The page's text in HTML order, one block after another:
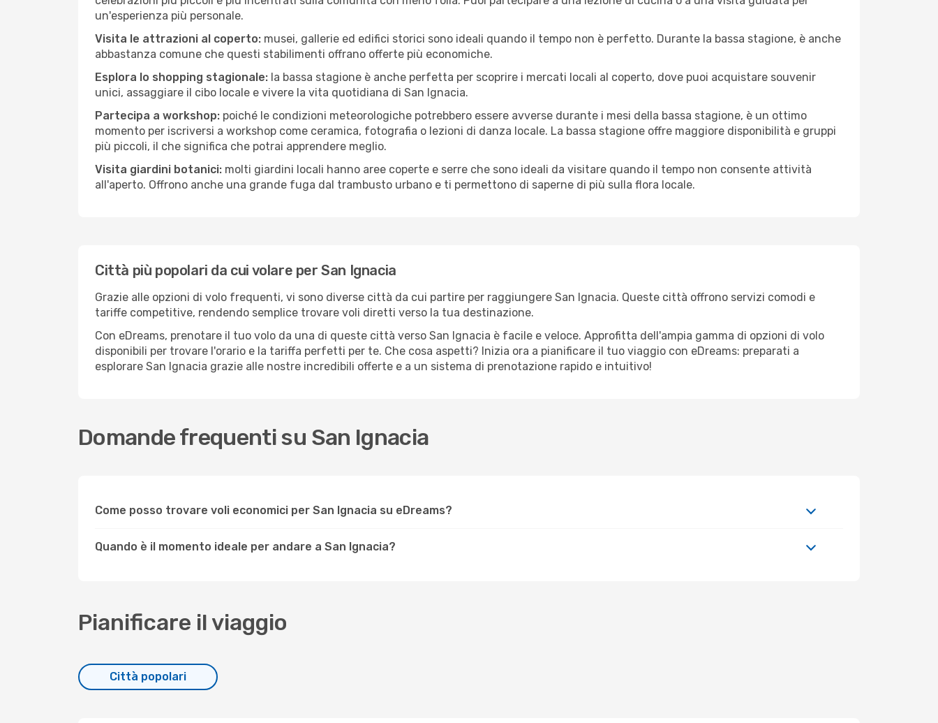
un'esperienza più personale.
Visita le attrazioni al coperto: musei, gallerie ed edifici storici sono ideali quando il tempo non è perfetto. Durante la bassa stagione, è anche
abbastanza comune che questi stabilimenti offrano offerte più economiche.
Esplora lo shopping stagionale: la bassa stagione è anche perfetta per scoprire i mercati locali al coperto, dove puoi acquistare souvenir
unici, assaggiare il cibo locale e vivere la vita quotidiana di San Ignacia.
Partecipa a workshop: poiché le condizioni meteorologiche potrebbero essere avverse durante i mesi della bassa stagione, è un ottimo
momento per iscriversi a workshop come ceramica, fotografia o lezioni di danza locale. La bassa stagione offre maggiore disponibilità e gruppi
più piccoli, il che significa che potrai apprendere meglio.
Visita giardini botanici: molti giardini locali hanno aree coperte e serre che sono ideali da visitare quando il tempo non consente attività
all'aperto. Offrono anche una grande fuga dal trambusto urbano e ti permettono di saperne di più sulla flora locale.
Città più popolari da cui volare per San Ignacia
Grazie alle opzioni di volo frequenti, vi sono diverse città da cui partire per raggiungere San Ignacia. Queste città offrono servizi comodi e
tariffe competitive, rendendo semplice trovare voli diretti verso la tua destinazione.
Con eDreams, prenotare il tuo volo da una di queste città verso San Ignacia è facile e veloce. Approfitta dell'ampia gamma di opzioni di volo
disponibili per trovare l'orario e la tariffa perfetti per te. Che cosa aspetti? Inizia ora a pianificare il tuo viaggio con eDreams: preparati a
esplorare San Ignacia grazie alle nostre incredibili offerte e a un sistema di prenotazione rapido e intuitivo!
Domande frequenti su San Ignacia
Come posso trovare voli economici per San Ignacia su eDreams?
Quando è il momento ideale per andare a San Ignacia?
Pianificare il viaggio
Città popolari